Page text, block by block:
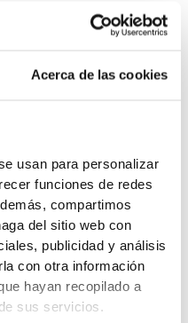
Acerca de las cookies
usan para personalizar
funciones de redes
compartimos
del sitio web con
publicidad y análisis
con otra información
hayan recopilado a
sus servicios.
BOA LADY AZUL